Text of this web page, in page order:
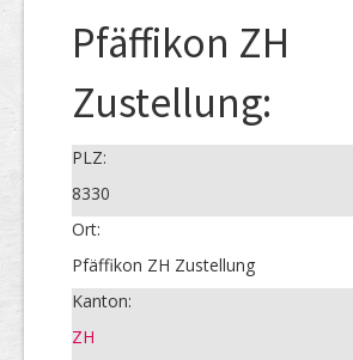
Pfäffikon ZH
Zustellung:
PLZ:
8330
Ort:
Pfäffikon ZH Zustellung
Kanton:
ZH